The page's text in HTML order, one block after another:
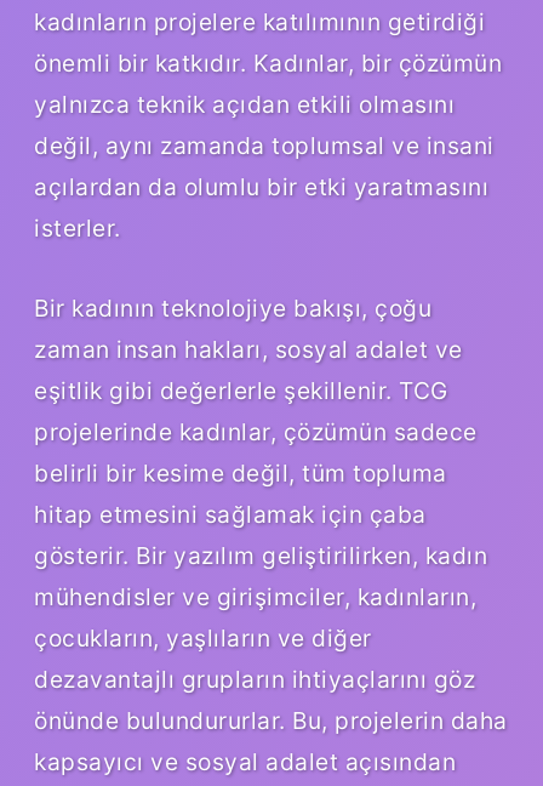
kadınların projelere katılımının getirdiği
önemli bir katkıdır. Kadınlar, bir çözümün
yalnızca teknik açıdan etkili olmasını
değil, aynı zamanda toplumsal ve insani
açılardan da olumlu bir etki yaratmasını
isterler.
Bir kadının teknolojiye bakışı, çoğu
zaman insan hakları, sosyal adalet ve
eşitlik gibi değerlerle şekillenir. TCG
projelerinde kadınlar, çözümün sadece
belirli bir kesime değil, tüm topluma
hitap etmesini sağlamak için çaba
gösterir. Bir yazılım geliştirilirken, kadın
mühendisler ve girişimciler, kadınların,
çocukların, yaşlıların ve diğer
dezavantajlı grupların ihtiyaçlarını göz
önünde bulundururlar. Bu, projelerin daha
kapsayıcı ve sosyal adalet açısından